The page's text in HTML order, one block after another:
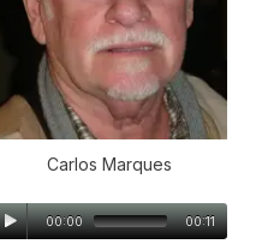
Carlos Marques
00:00 00:11